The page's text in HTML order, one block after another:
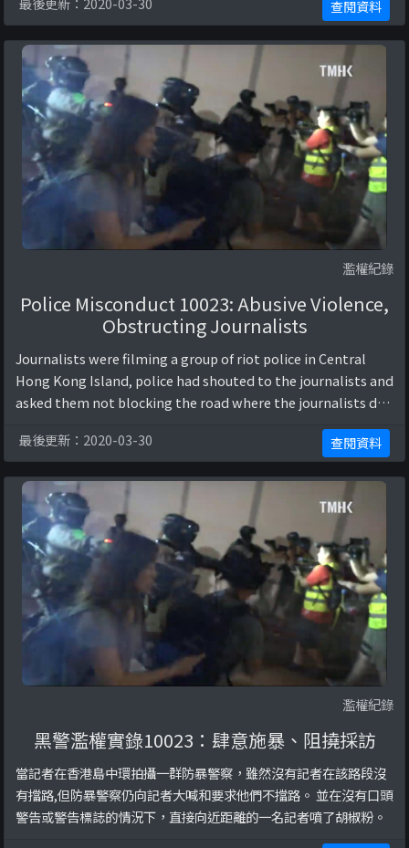
查閱資料
濫權紀錄
Police Misconduct 10023: Abusive Violence,
Obstructing Journalists
Journalists were filming a group of riot police in Central
Hong Kong Island, police had shouted to the journalists and
asked them not blocking the road where the journalists did
最後更新：2020-03-30
查閱資料
濫權紀錄
黑警濫權實錄10023：肆意施暴、阻撓採訪
當記者在香港島中環拍攝一群防暴警察，雖然沒有記者在該路段沒
有擋路,但防暴警察仍向記者大喊和要求他們不擋路。 並在沒有口頭
警告或警告標誌的情況下，直接向近距離的一名記者噴了胡椒粉。